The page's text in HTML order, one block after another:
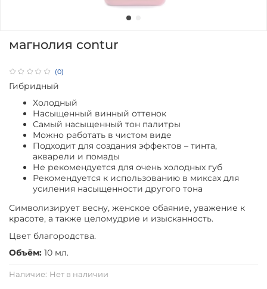
(0)
Наличие: Нет в наличии
магнолия contur
Гибридный
Холодный
Насыщенный винный оттенок
Самый насыщенный тон палитры
Можно работать в чистом виде
Подходит для создания эффектов – тинта,
акварели и помады
Не рекомендуется для очень холодных губ
Рекомендуется к использованию в миксах для
усиления насыщенности другого тона
Символизирует весну, женское обаяние, уважение к
красоте, а также целомудрие и изысканность.
Цвет благородства.
Объём: 10 мл.